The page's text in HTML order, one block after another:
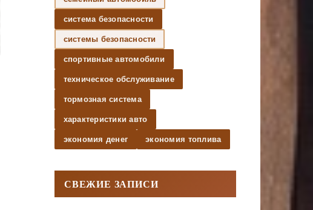
система безопасности
системы безопасности
спортивные автомобили
техническое обслуживание
тормозная система
характеристики авто
экономия денег экономия топлива
СВЕЖИЕ ЗАПИСИ